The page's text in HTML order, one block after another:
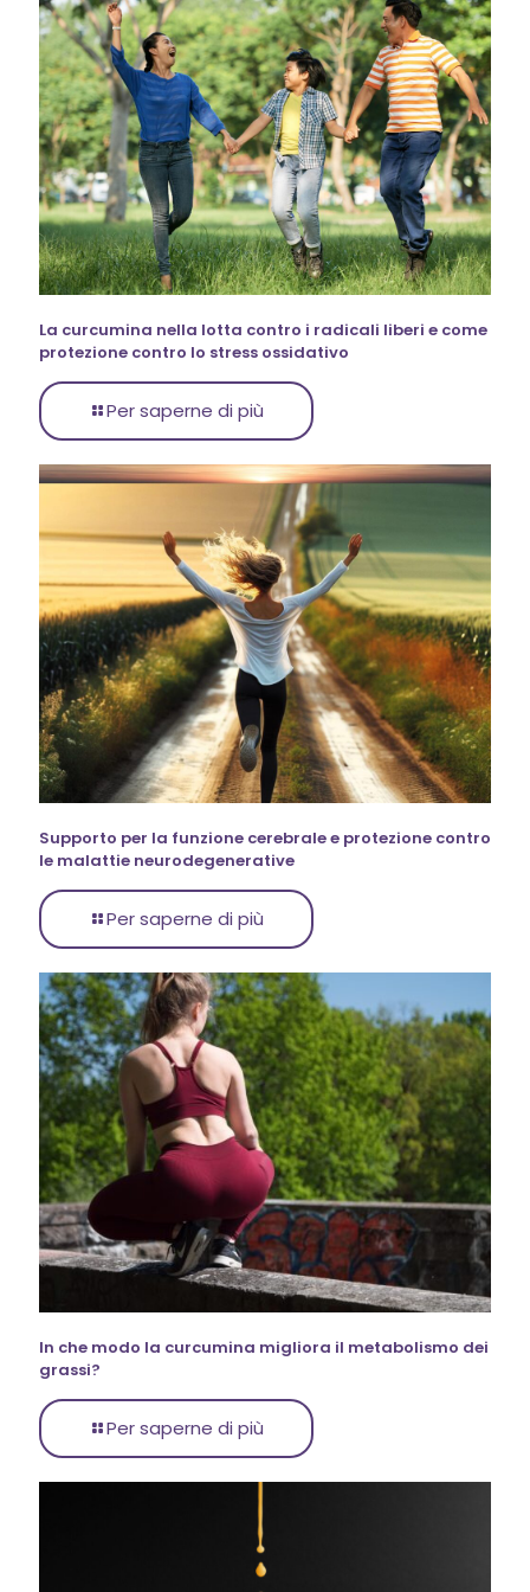
La curcumina nella lotta contro i radicali liberi e come
protezione contro lo stress ossidativo
Per saperne di più
Supporto per la funzione cerebrale e protezione contro
le malattie neurodegenerative
Per saperne di più
In che modo la curcumina migliora il metabolismo dei
grassi?
Per saperne di più